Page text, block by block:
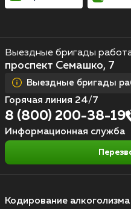
Кодирование алкоголизма
Выездные бригады
проспект Семашко, 7
Выездные бригады
Горячая линия 24/7
8 (800) 200-38-19
Информационная служба